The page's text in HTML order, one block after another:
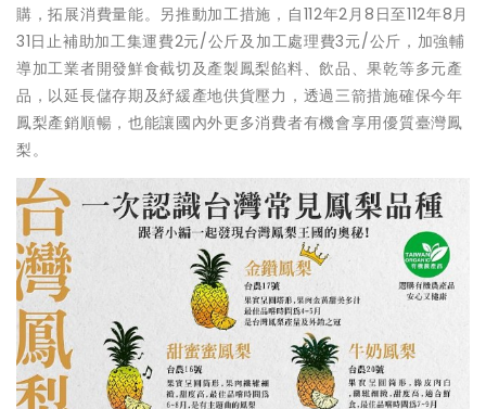
購，拓展消費量能。另推動加工措施，自112年2月8日至112年8月
31日止補助加工集運費2元/公斤及加工處理費3元/公斤，加強輔
導加工業者開發鮮食截切及產製鳳梨餡料、飲品、果乾等多元產
品，以延長儲存期及紓緩產地供貨壓力，透過三箭措施確保今年
鳳梨產銷順暢，也能讓國內外更多消費者有機會享用優質臺灣鳳
梨。